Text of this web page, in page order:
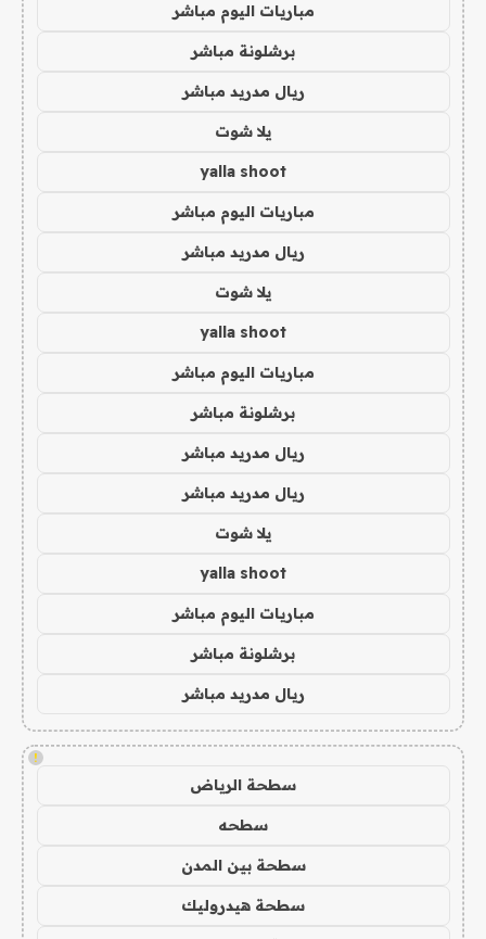
مباريات اليوم مباشر
برشلونة مباشر
ريال مدريد مباشر
يلا شوت
yalla shoot
مباريات اليوم مباشر
ريال مدريد مباشر
يلا شوت
yalla shoot
مباريات اليوم مباشر
برشلونة مباشر
ريال مدريد مباشر
ريال مدريد مباشر
يلا شوت
yalla shoot
مباريات اليوم مباشر
برشلونة مباشر
ريال مدريد مباشر
!
سطحة الرياض
سطحه
سطحة بين المدن
سطحة هيدروليك